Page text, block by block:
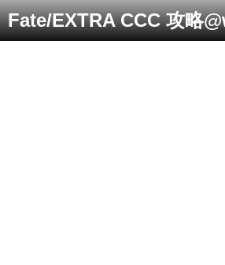
Fate/EXTRA CCC 攻略